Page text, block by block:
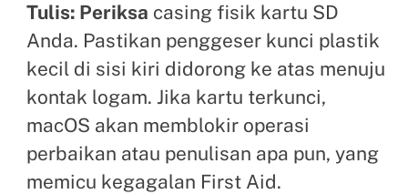
Tulis: Periksa casing fisik kartu SD
Anda. Pastikan penggeser kunci plastik
kecil di sisi kiri didorong ke atas menuju
kontak logam. Jika kartu terkunci,
macOS akan memblokir operasi
perbaikan atau penulisan apa pun, yang
memicu kegagalan First Aid.